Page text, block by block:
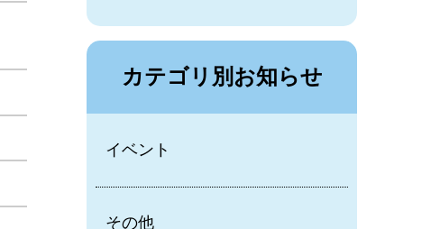
カテゴリ別お知らせ
イベント
その他